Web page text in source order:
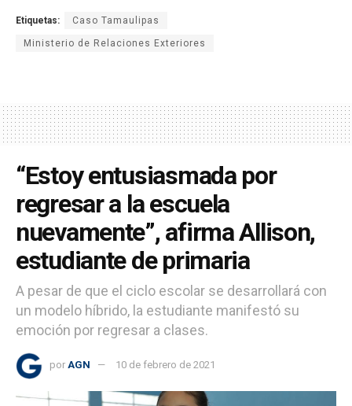
Etiquetas: Caso Tamaulipas
Ministerio de Relaciones Exteriores
“Estoy entusiasmada por
regresar a la escuela
nuevamente”, afirma Allison,
estudiante de primaria
A pesar de que el ciclo escolar se desarrollará con
un modelo híbrido, la estudiante manifestó su
emoción por regresar a clases.
por AGN 10 de febrero de 2021